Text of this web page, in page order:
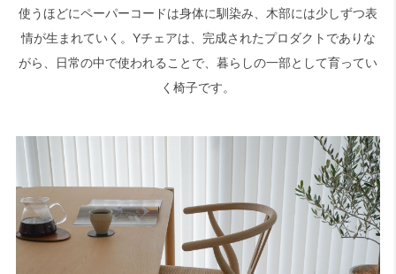
使うほどにペーパーコードは身体に馴染み、木部には少しずつ表
情が生まれていく。Yチェアは、完成されたプロダクトでありな
がら、日常の中で使われることで、暮らしの一部として育ってい
く椅子です。